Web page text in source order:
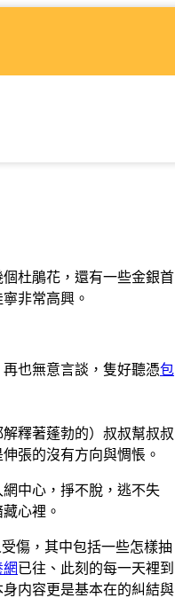
杜鵑花，還有一些金銀首
非常高興。
也無意言談，隻好聽憑包
釋著蓬勃的）叔叔幫叔叔
張的沒有方向與惆悵。
中心，掙不脫，逃不失
心裡。
傷，其中包括一些怎樣抽
已往、此刻的每一天裡到
内容更是基本在的糾結與